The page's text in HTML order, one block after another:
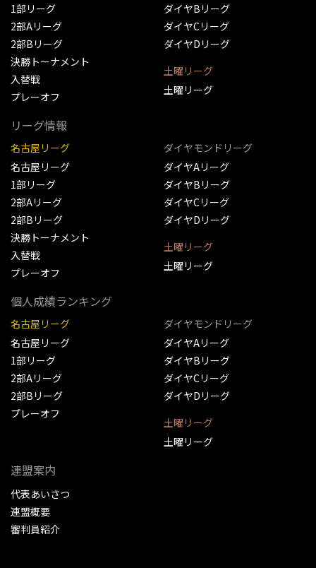
1部リーグ
2部Aリーグ
2部Bリーグ
決勝トーナメント
入替戦
プレーオフ
ダイヤBリーグ
ダイヤCリーグ
ダイヤDリーグ
土曜リーグ
土曜リーグ
リーグ情報
名古屋リーグ
名古屋リーグ
1部リーグ
2部Aリーグ
2部Bリーグ
決勝トーナメント
入替戦
プレーオフ
ダイヤモンドリーグ
ダイヤAリーグ
ダイヤBリーグ
ダイヤCリーグ
ダイヤDリーグ
土曜リーグ
土曜リーグ
個人成績ランキング
名古屋リーグ
名古屋リーグ
1部リーグ
2部Aリーグ
2部Bリーグ
プレーオフ
ダイヤモンドリーグ
ダイヤAリーグ
ダイヤBリーグ
ダイヤCリーグ
ダイヤDリーグ
土曜リーグ
土曜リーグ
連盟案内
代表あいさつ
連盟概要
審判員紹介